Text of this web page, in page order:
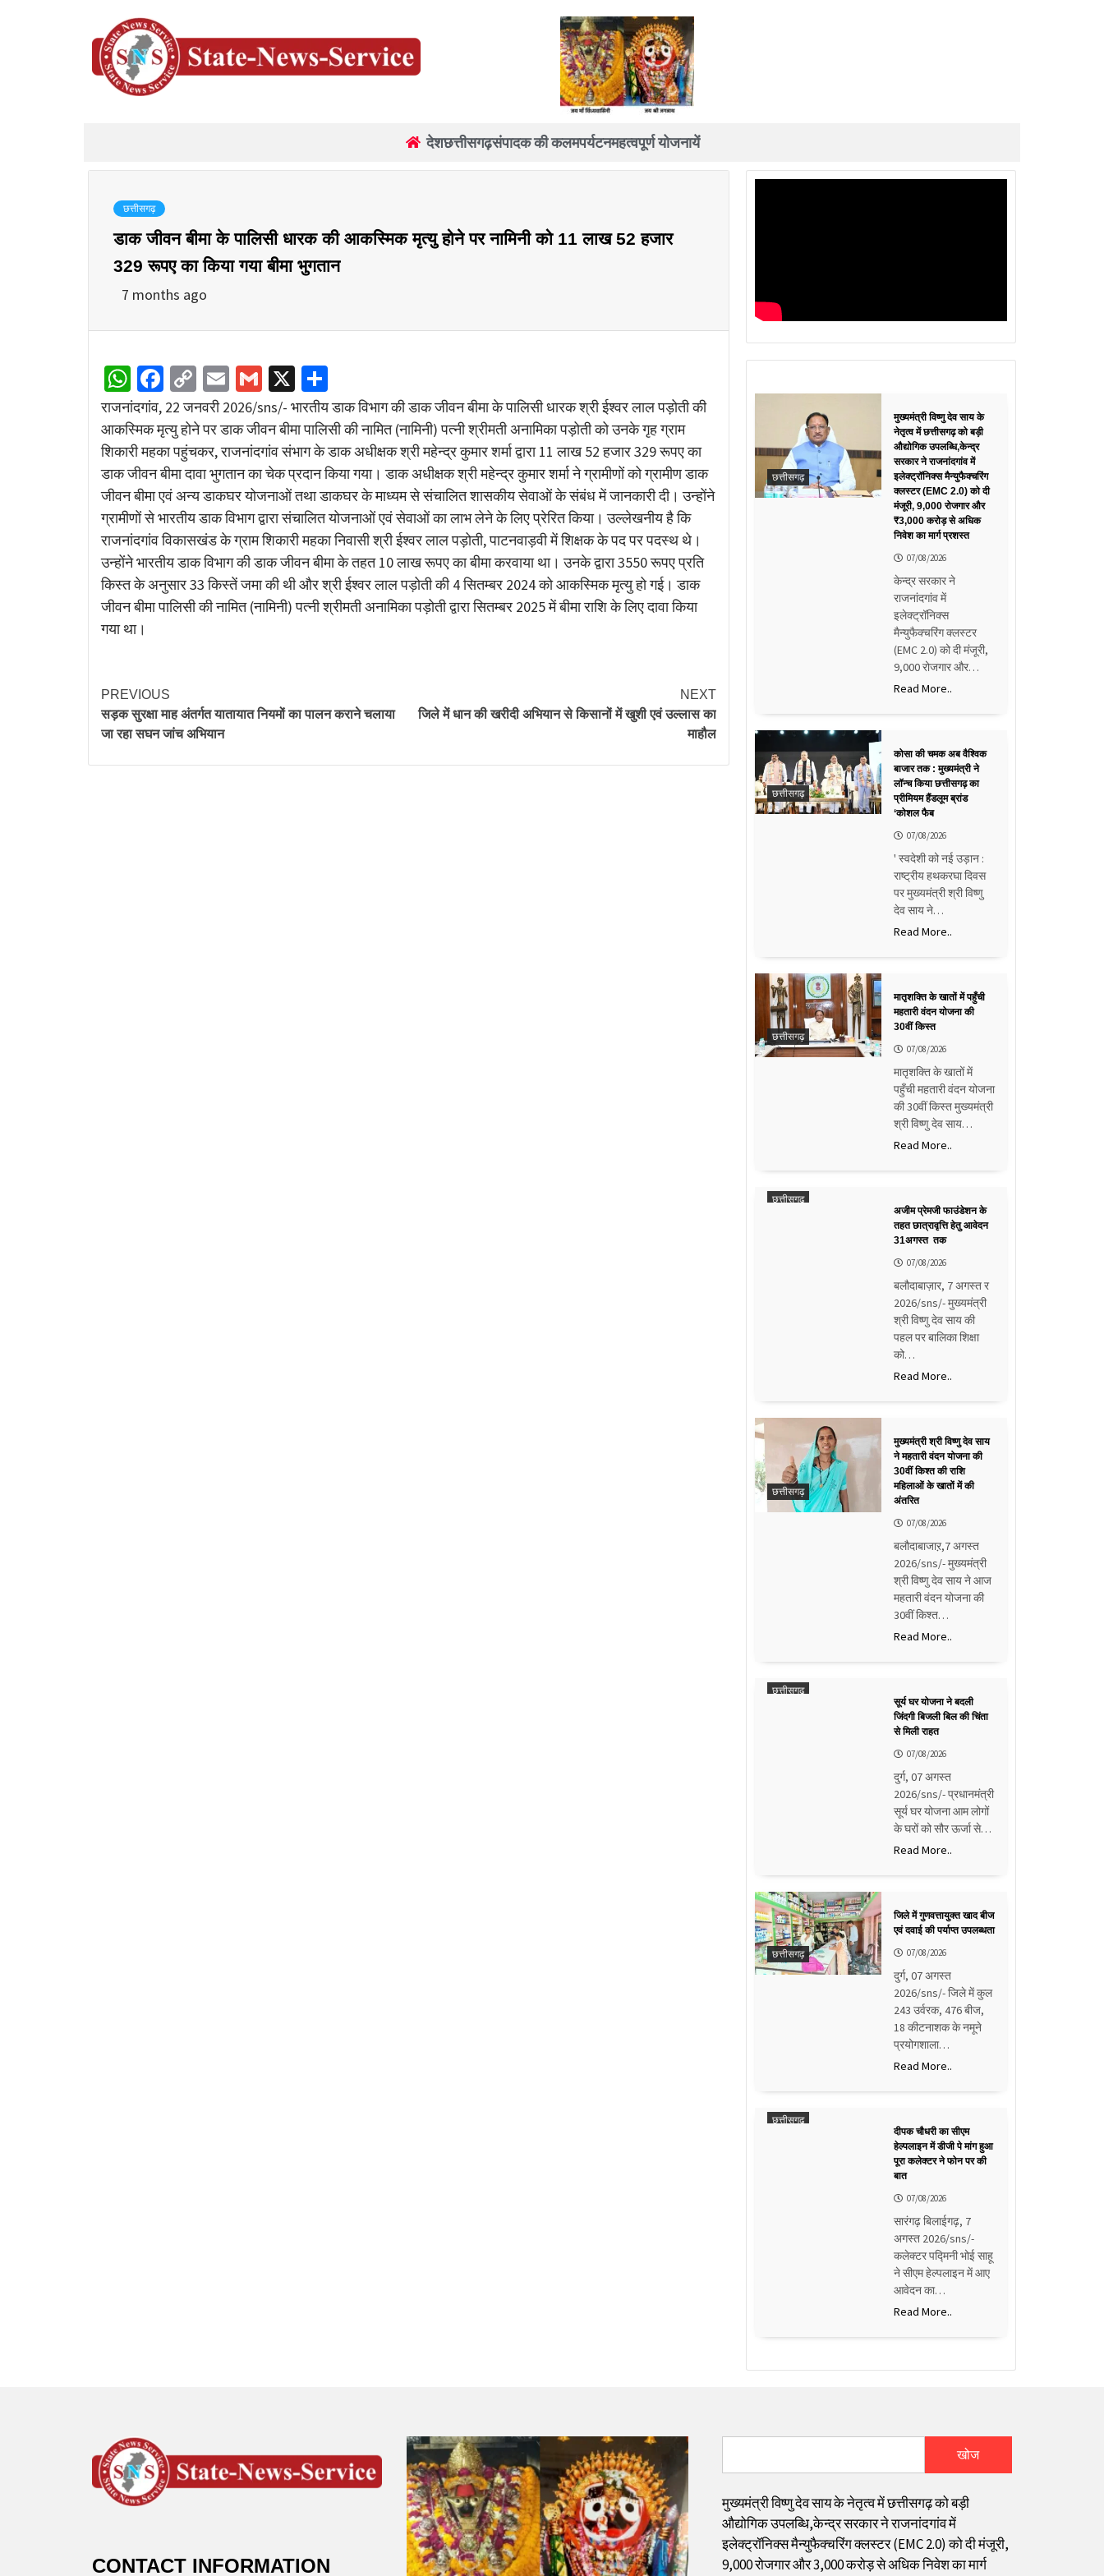
देशछत्तीसगढ़संपादक की कलमपर्यटनमहत्वपूर्ण योजनायें
छत्तीसगढ़
डाक जीवन बीमा के पालिसी धारक की आकस्मिक मृत्यु होने पर नामिनी को 11 लाख 52 हजार
329 रूपए का किया गया बीमा भुगतान
7 months ago
WhatsApp
Facebook
Copy
Link
EmailGmail
X
राजनांदगांव, 22 जनवरी 2026/sns/- भारतीय डाक विभाग की डाक जीवन बीमा के पालिसी धारक श्री ईश्वर लाल पड़ोती की
आकस्मिक मृत्यु होने पर डाक जीवन बीमा पालिसी की नामित (नामिनी) पत्नी श्रीमती अनामिका पड़ोती को उनके गृह ग्राम
शिकारी महका पहुंचकर, राजनांदगांव संभाग के डाक अधीक्षक श्री महेन्द्र कुमार शर्मा द्वारा 11 लाख 52 हजार 329 रूपए का
डाक जीवन बीमा दावा भुगतान का चेक प्रदान किया गया। डाक अधीक्षक श्री महेन्द्र कुमार शर्मा ने ग्रामीणों को ग्रामीण डाक
जीवन बीमा एवं अन्य डाकघर योजनाओं तथा डाकघर के माध्यम से संचालित शासकीय सेवाओं के संबंध में जानकारी दी। उन्होंने
ग्रामीणों से भारतीय डाक विभाग द्वारा संचालित योजनाओं एवं सेवाओं का लाभ लेने के लिए प्रेरित किया। उल्लेखनीय है कि
राजनांदगांव विकासखंड के ग्राम शिकारी महका निवासी श्री ईश्वर लाल पड़ोती, पाटनवाड़वी में शिक्षक के पद पर पदस्थ थे।
उन्होंने भारतीय डाक विभाग की डाक जीवन बीमा के तहत 10 लाख रूपए का बीमा करवाया था। उनके द्वारा 3550 रूपए प्रति
किस्त के अनुसार 33 किस्तें जमा की थी और श्री ईश्वर लाल पड़ोती की 4 सितम्बर 2024 को आकस्मिक मृत्यु हो गई। डाक
जीवन बीमा पालिसी की नामित (नामिनी) पत्नी श्रीमती अनामिका पड़ोती द्वारा सितम्बर 2025 में बीमा राशि के लिए दावा किया
गया था।
PREVIOUS
सड़क सुरक्षा माह अंतर्गत यातायात नियमों का पालन कराने चलाया
जा रहा सघन जांच अभियान
NEXT
जिले में धान की खरीदी अभियान से किसानों में खुशी एवं उल्लास का
माहौल
छत्तीसगढ़
मुख्यमंत्री विष्णु देव साय के
नेतृत्व में छत्तीसगढ़ को बड़ी
औद्योगिक उपलब्धि,केन्द्र
सरकार ने राजनांदगांव में
इलेक्ट्रॉनिक्स मैन्युफैक्चरिंग
क्लस्टर (EMC 2.0) को दी
मंजूरी, 9,000 रोजगार और
₹3,000 करोड़ से अधिक
निवेश का मार्ग प्रशस्त
07/08/2026
केन्द्र सरकार ने
राजनांदगांव में
इलेक्ट्रॉनिक्स
मैन्युफैक्चरिंग क्लस्टर
(EMC 2.0) को दी मंजूरी,
9,000 रोजगार और…
Read More..
छत्तीसगढ़
कोसा की चमक अब वैश्विक
बाजार तक : मुख्यमंत्री ने
लॉन्च किया छत्तीसगढ़ का
प्रीमियम हैंडलूम ब्रांड
‘कोशल फैब
07/08/2026
' स्वदेशी को नई उड़ान :
राष्ट्रीय हथकरघा दिवस
पर मुख्यमंत्री श्री विष्णु
देव साय ने…
Read More..
छत्तीसगढ़
मातृशक्ति के खातों में पहुँची
महतारी वंदन योजना की
30वीं किस्त
07/08/2026
मातृशक्ति के खातों में
पहुँची महतारी वंदन योजना
की 30वीं किस्त मुख्यमंत्री
श्री विष्णु देव साय…
Read More..
छत्तीसगढ़
अजीम प्रेमजी फाउंडेशन के
तहत छात्रावृत्ति हेतु आवेदन
31अगस्त तक
07/08/2026
बलौदाबाज़ार, 7 अगस्त र
2026/sns/- मुख्यमंत्री
श्री विष्णु देव साय की
पहल पर बालिका शिक्षा
को…
Read More..
छत्तीसगढ़
मुख्यमंत्री श्री विष्णु देव साय
ने महतारी वंदन योजना की
30वीं किश्त की राशि
महिलाओं के खातों में की
अंतरित
07/08/2026
बलौदाबाजाऱ,7 अगस्त
2026/sns/- मुख्यमंत्री
श्री विष्णु देव साय ने आज
महतारी वंदन योजना की
30वीं किश्त…
Read More..
छत्तीसगढ़
सूर्य घर योजना ने बदली
जिंदगी बिजली बिल की चिंता
से मिली राहत
07/08/2026
दुर्ग, 07 अगस्त
2026/sns/- प्रधानमंत्री
सूर्य घर योजना आम लोगों
के घरों को सौर ऊर्जा से…
Read More..
छत्तीसगढ़
जिले में गुणवत्तायुक्त खाद बीज
एवं दवाई की पर्याप्त उपलब्धता
07/08/2026
दुर्ग, 07 अगस्त
2026/sns/- जिले में कुल
243 उर्वरक, 476 बीज,
18 कीटनाशक के नमूने
प्रयोगशाला…
Read More..
छत्तीसगढ़
दीपक चौधरी का सीएम
हेल्पलाइन में डीजी पे मांग हुआ
पूरा कलेक्टर ने फोन पर की
बात
07/08/2026
सारंगढ़ बिलाईगढ़, 7
अगस्त 2026/sns/-
कलेक्टर पद्मिनी भोई साहू
ने सीएम हेल्पलाइन में आए
आवेदन का…
Read More..
CONTACT INFORMATION
खोज
मुख्यमंत्री विष्णु देव साय के नेतृत्व में छत्तीसगढ़ को बड़ी
औद्योगिक उपलब्धि,केन्द्र सरकार ने राजनांदगांव में
इलेक्ट्रॉनिक्स मैन्युफैक्चरिंग क्लस्टर (EMC 2.0) को दी मंजूरी,
9,000 रोजगार और ₹3,000 करोड़ से अधिक निवेश का मार्ग